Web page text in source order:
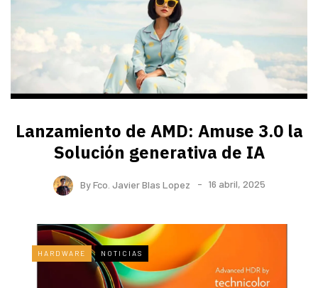
Lanzamiento de AMD: Amuse 3.0 la
Solución generativa de IA
ByFco. Javier Blas Lopez 16 abril, 2025
HARDWARE NOTICIAS